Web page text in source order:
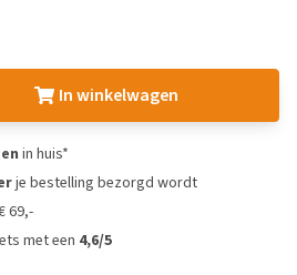
In winkelwagen
in huis*
je bestelling bezorgd wordt
69,-
met een 4,6/5